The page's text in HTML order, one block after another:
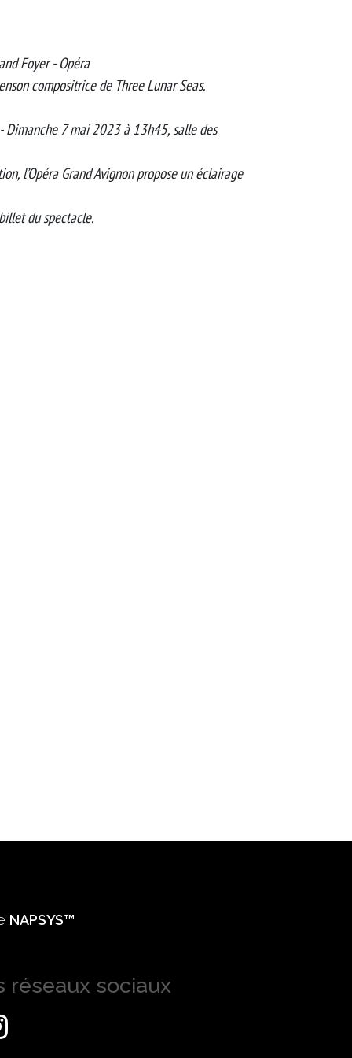
Foyer - Opéra
compositrice de Three Lunar Seas.
7 mai 2023 à 13h45, salle des
l’Opéra Grand Avignon propose un éclairage
du spectacle.
NAPSYS™
réseaux sociaux